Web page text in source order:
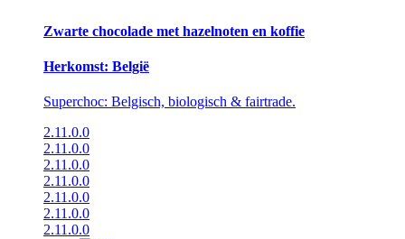
Zwarte chocolade met hazelnoten en koffie
Herkomst: België
Superchoc: Belgisch, biologisch & fairtrade.
2.11.0.0
2.11.0.0
2.11.0.0
2.11.0.0
2.11.0.0
2.11.0.0
2.11.0.0